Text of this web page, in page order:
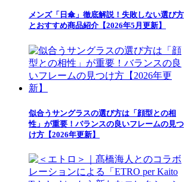
メンズ「日傘」徹底解説！失敗しない選び方
とおすすめ商品紹介【2026年5月更新】
似合うサングラスの選び方は「顔型との相
性」が重要！バランスの良いフレームの見つ
け方【2026年更新】